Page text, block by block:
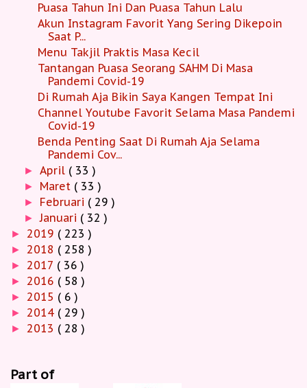
Puasa Tahun Ini Dan Puasa Tahun Lalu
Akun Instagram Favorit Yang Sering Dikepoin
Saat P...
Menu Takjil Praktis Masa Kecil
Tantangan Puasa Seorang SAHM Di Masa
Pandemi Covid-19
Di Rumah Aja Bikin Saya Kangen Tempat Ini
Channel Youtube Favorit Selama Masa Pandemi
Covid-19
Benda Penting Saat Di Rumah Aja Selama
Pandemi Cov...
►April ( 33 )
► Maret ( 33 )
► Februari ( 29 )
►Januari ( 32 )
► 2019 ( 223 )
► 2018 ( 258 )
► 2017 ( 36 )
► 2016 ( 58 )
► 2015 ( 6 )
► 2014 ( 29 )
► 2013 ( 28 )
Part of